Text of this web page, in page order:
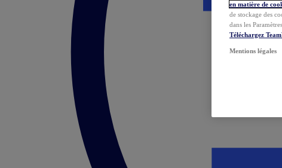
en matière de
de stockage des
dans les
Téléchargez
Mentions légales